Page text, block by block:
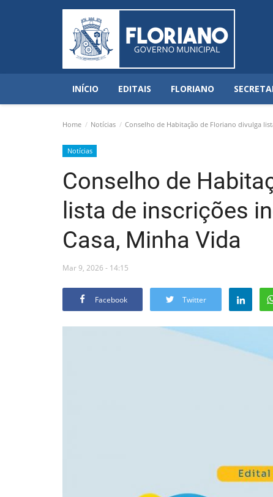
INÍCIO EDITAIS FLORIANO
Home Notícias Conselho de Habitação de Floriano divulga
Notícias
Conselho de
lista de inscrições
Casa, Minha Vida
Mar 9, 2026 - 14:15
Facebook Twitter